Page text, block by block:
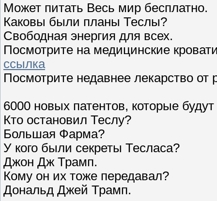
Может питать Весь мир бесплатно.
Каковы были планы Теслы?
Свободная энергия для всех.
Посмотрите на медицинские
ссылка
Посмотрите недавнее лекарство от
6000 новых патентов, которые
Кто остановил Теслу?
Большая Фарма?
У кого были секреты Тесласа?
Джон Дж Трамп.
Кому он их тоже передавал?
Дональд Джей Трамп.